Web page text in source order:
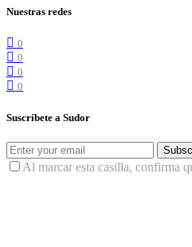
Nuestras redes
0
0
0
0
Suscríbete a Sudor
Al marcar esta casilla, confirma